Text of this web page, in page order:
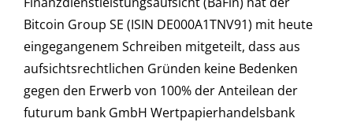
Bitcoin Group SE (ISIN DE000A1TNV91) mit heute
eingegangenem Schreiben mitgeteilt, dass aus
aufsichtsrechtlichen Gründen keine Bedenken
gegen den Erwerb von 100% der Anteilean der
futurum bank GmbH Wertpapierhandelsbank